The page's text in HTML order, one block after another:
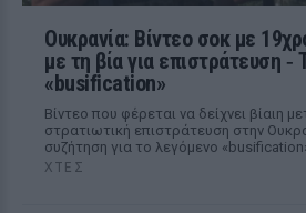
Ουκρανία: Βίντεο σοκ με
με τη βία για επιστράτευση ‑
«busification»
Βίντεο που φέρεται να δείχνει βίαιη
στρατιωτική επιστράτευση στην
συζήτηση για το λεγόμενο
ΧΤΕΣ